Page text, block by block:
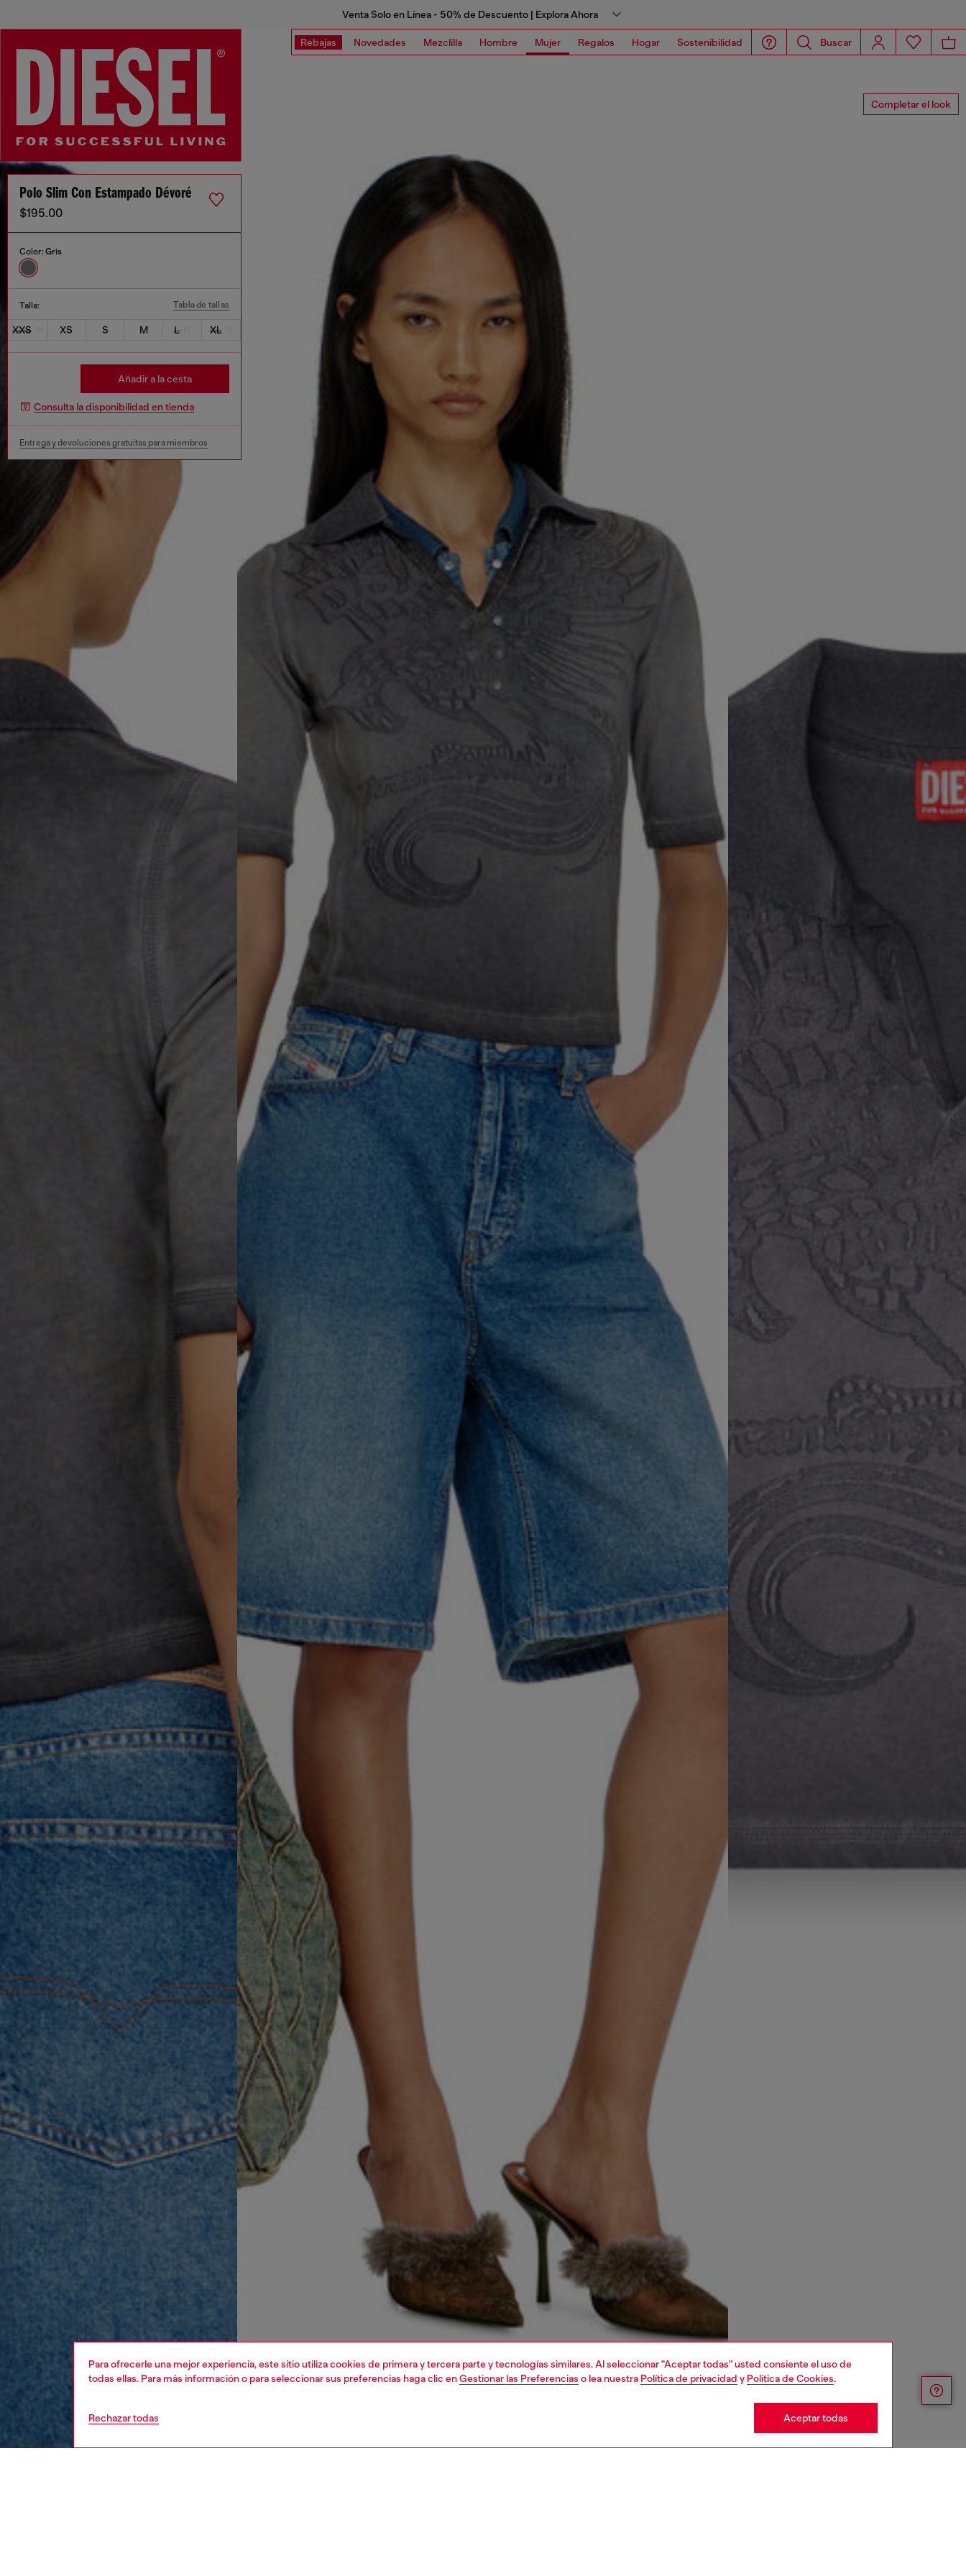
Para ofrecerle una mejor experiencia, este sitio utiliza cookies de primera y tercera parte y tecnologías similares. Al seleccionar "Aceptar todas" usted consiente el uso de
todas ellas. Para más información o para seleccionar sus preferencias haga clic enGestionar las Preferencias o lea nuestra Política de privacidad y Política de Cookies.
Rechazar todas Aceptar todas
Venta Solo en Línea - 50% de Descuento | Explora Ahora
Rebajas Novedades Mezclilla Hombre Mujer Regalos Hogar Sostenibilidad Buscar
Completar el look
Polo Slim Con Estampado Dévoré
$195.00
Color: Gris
Talla: Tabla de tallas
XXS XS S M L XL
Añadir a la cesta
Consulta la disponibilidad en tienda
Entrega y devoluciones gratuitas para miembros